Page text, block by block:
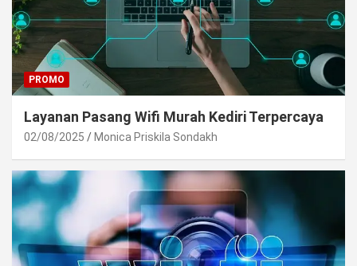
PROMO
Layanan Pasang Wifi Murah Kediri Terpercaya
02/08/2025 Monica Priskila Sondakh